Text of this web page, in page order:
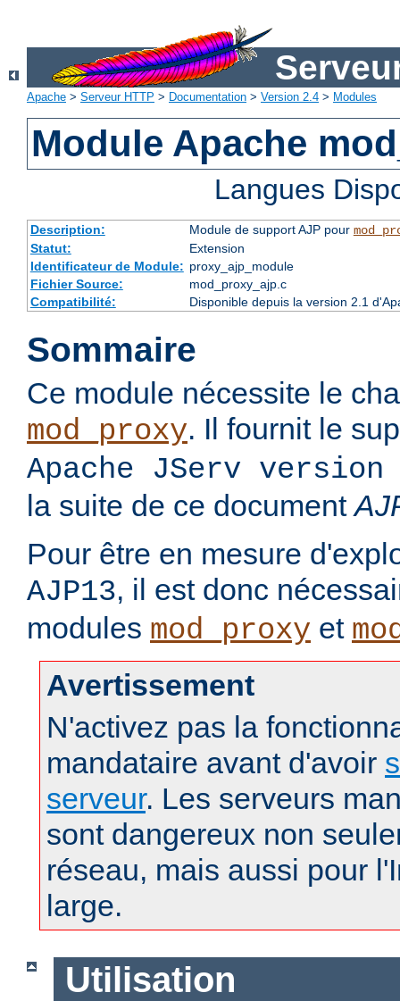
Apache > Serveur HTTP > Documentation > Version 2.4 > Modules
Module Apache
Langues
Description: Module de support AJP pour
Statut:
Extension
Identificateur de Module: proxy_ajp_module
Fichier Source:
mod_proxy_ajp.c
Compatibilité:
Disponible depuis la version 2.1
Sommaire
Ce module nécessite le
mod_proxy. Il fournit le
Apache JServ
la suite de ce document
Pour être en mesure
AJP13, il est donc
modules mod_proxy et
Avertissement
N'activez pas la
mandataire avant d'avoir
serveur. Les serveurs
sont dangereux non
réseau, mais aussi pour
large.
Utilisation